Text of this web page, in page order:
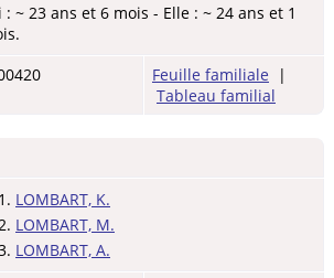
: ~ 23 ans et 6 mois - Elle : ~ 24 ans et 1
Feuille familiale |
Tableau familial
1. LOMBART, K.
LOMBART, M.
LOMBART, A.